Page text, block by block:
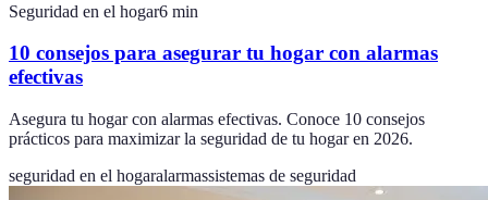
Seguridad en el hogar6 min
10 consejos para asegurar tu hogar con alarmas
efectivas
Asegura tu hogar con alarmas efectivas. Conoce 10 consejos
prácticos para maximizar la seguridad de tu hogar en 2026.
seguridad en el hogaralarmassistemas de seguridad